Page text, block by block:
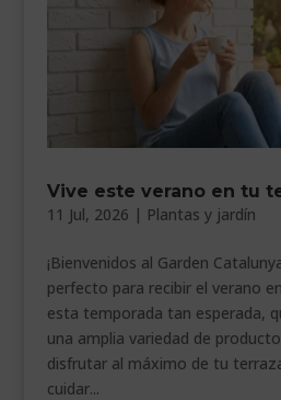
Vive este verano en tu
11 Jul, 2026 | Plantas y jardín
¡Bienvenidos al Garden
perfecto para recibir el verano
esta temporada tan esperada,
una amplia variedad de
disfrutar al máximo de tu
cuidar...